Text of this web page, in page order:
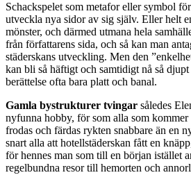
Schackspelet som metafor eller symbol
utveckla nya sidor av sig själv. Eller helt
mönster, och därmed utmana hela
från författarens sida, och så kan man
städerskans utveckling. Men den
kan bli så häftigt och samtidigt nå så
berättelse ofta bara platt och banal.
Gamla bystrukturer tvingar således
nyfunna hobby, för som alla som
frodas och färdas rykten snabbare än en
snart alla att hotellstäderskan fått en
för hennes man som till en början istället
regelbundna resor till hemorten och